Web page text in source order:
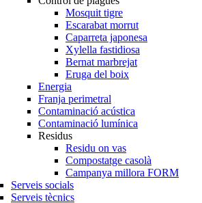
Mosquit tigre
Escarabat morrut
Caparreta japonesa
Xylella fastidiosa
Bernat marbrejat
Eruga del boix
Energia
Franja perimetral
Contaminació acústica
Contaminació lumínica
Residus
Residu on vas
Compostatge casolà
Campanya millora FORM
Serveis socials
Serveis tècnics